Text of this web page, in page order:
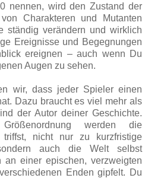
nennen, wird den Zustand der
Charakteren und Mutanten
ständig verändern und wirklich
Ereignisse und Begegnungen
ereignen – auch wenn Du
Augen zu sehen.
wir, dass jeder Spieler einen
Dazu braucht es viel mehr als
der Autor deiner Geschichte.
werden die
nicht nur zu kurzfristige
auch die Welt selbst
an einer epischen, verzweigten
Enden gipfelt. Du